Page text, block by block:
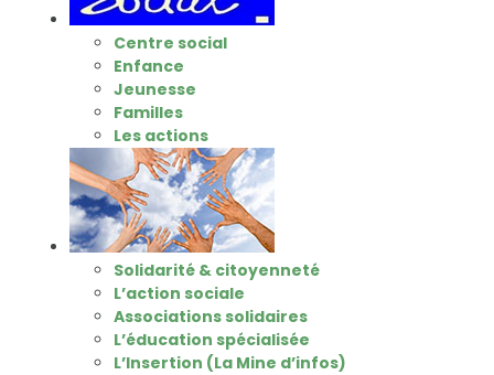
Centre social
Enfance
Jeunesse
Familles
Les actions
Solidarité & citoyenneté
L’action sociale
Associations solidaires
L’éducation spécialisée
L’Insertion (La Mine d’infos)